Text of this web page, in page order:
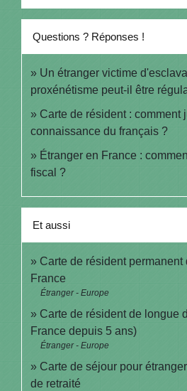
Questions ? Réponses !
Un étranger victime
proxénétisme peut-il être
Carte de résident : comment
connaissance du français ?
Étranger en France :
fiscal ?
Et aussi
Carte de résident permanent
France
Étranger - Europe
Carte de résident de longue
France depuis 5 ans)
Étranger - Europe
Carte de séjour pour
de retraité